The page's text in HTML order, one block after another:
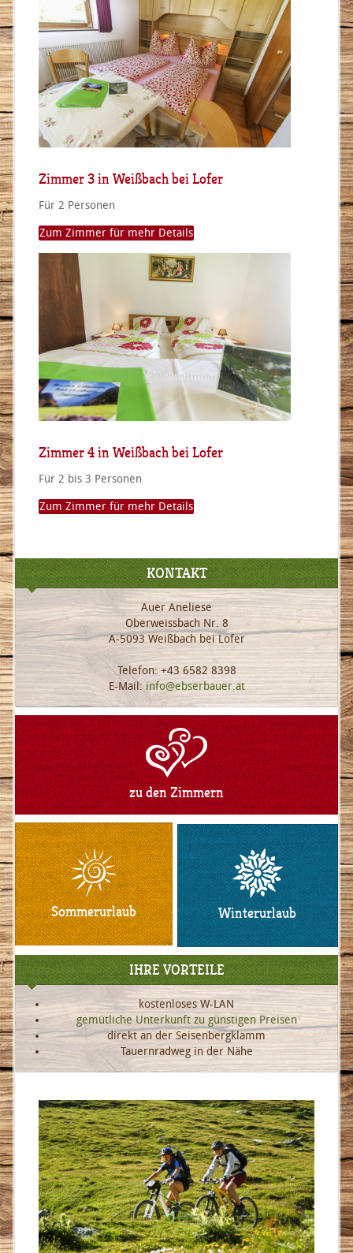
Zimmer 3 in Weißbach bei Lofer
Für 2 Personen
Zum Zimmer für mehr Details
Zimmer 4 in Weißbach bei Lofer
Für 2 bis 3 Personen
Zum Zimmer für mehr Details
KONTAKT
Auer Aneliese
Oberweissbach Nr. 8
A-5093 Weißbach bei Lofer
Telefon: +43 6582 8398
E-Mail: info@ebserbauer.at
zu den Zimmern
Sommerurlaub Winterurlaub
IHRE VORTEILE
kostenloses W-LAN
gemütliche Unterkunft zu günstigen Preisen
direkt an der Seisenbergklamm
Tauernradweg in der Nähe